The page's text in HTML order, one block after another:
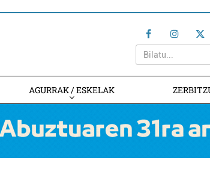
AGURRAK / ESKELAK